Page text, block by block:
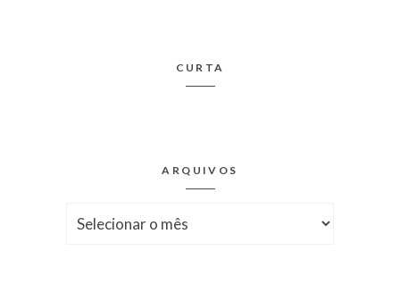
CURTA
ARQUIVOS
Arquivos